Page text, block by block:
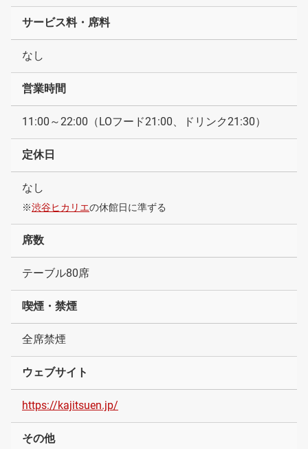
サービス料・席料
なし
営業時間
11:00～22:00（LOフード21:00、ドリンク21:30）
定休日
なし
※渋谷ヒカリエの休館日に準ずる
席数
テーブル80席
喫煙・禁煙
全席禁煙
ウェブサイト
https://kajitsuen.jp/
その他